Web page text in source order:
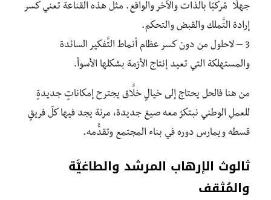
جهلًا مُركبًا بالذَّات والآخر والواقع. مثل هذه القناعة تعني كسر
إرادة التَّملك والقبض والتحكم.
3 – لاحلول من دون كسر عظام أنماط التَّفكير السائدة
والمستهلكة التي تعيد إنتاج الأزمة بشكلها الأسوأ.
من هنا فالحل يحتاج إلى خيالٍ خلَّاق يجترح إمكاناتٍ جديدةٍ
للعملِ الوطني نبتكرُ معه صيغ جديدة، مرنة يجد فيها كلّ فريقٍ
قسطه ويمارس دوره في بناء المجتمع وتقدُّمه.
ثالوث الإرهاب المرشد والطاغيَّة
والمُثقف